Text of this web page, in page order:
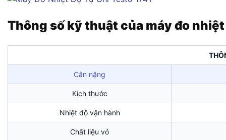
Thông số kỹ thuật của máy đo
Cân nặng
Kích thước
Nhiệt độ vận hành
Chất liệu vỏ